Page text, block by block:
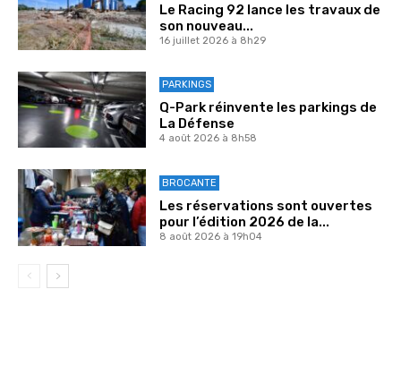
Le Racing 92 lance les travaux de
son nouveau...
16 juillet 2026 à 8h29
PARKINGS
Q-Park réinvente les parkings de
La Défense
4 août 2026 à 8h58
BROCANTE
Les réservations sont ouvertes
pour l’édition 2026 de la...
8 août 2026 à 19h04